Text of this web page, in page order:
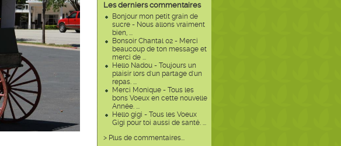
Les derniers commentaires
Bonjour mon petit grain de
sucre - Nous allons vraiment
bien, ...
Bonsoir Chantal 02 - Merci
beaucoup de ton message et
merci de ...
Hello Nadou - Toujours un
plaisir lors d'un partage d'un
repas. ...
Merci Monique - Tous les
bons Voeux en cette nouvelle
Année. ...
Hello gigi - Tous les Voeux
Gigi pour toi aussi de santé. ...
> Plus de commentaires...